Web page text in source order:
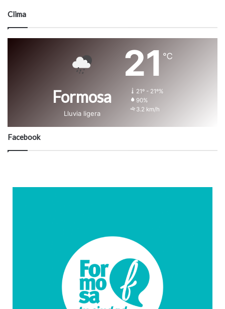
Clima
Formosa
Lluvia ligera
21 ℃
21º - 21º%
90%
3.2 km/h
Facebook